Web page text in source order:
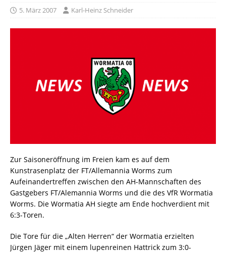
5. März 2007 Karl-Heinz Schneider
Zur Saisoneröffnung im Freien kam es auf dem
Kunstrasenplatz der FT/Allemannia Worms zum
Aufeinandertreffen zwischen den AH-Mannschaften des
Gastgebers FT/Alemannia Worms und die des VfR Wormatia
Worms. Die Wormatia AH siegte am Ende hochverdient mit
6:3-Toren.
Die Tore für die „Alten Herren“ der Wormatia erzielten
Jürgen Jäger mit einem lupenreinen Hattrick zum 3:0-